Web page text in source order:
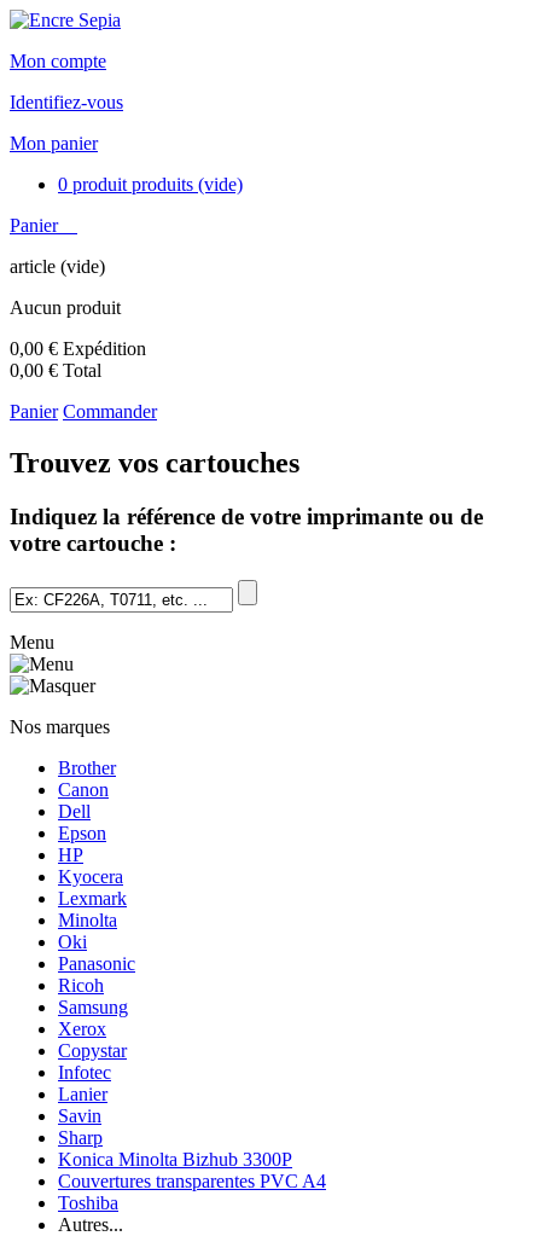
Mon compte
Identifiez-vous
Mon panier
0 produit produits (vide)
Panier
article (vide)
Aucun produit
0,00 € Expédition
0,00 € Total
Panier Commander
Trouvez vos cartouches
Indiquez la référence de votre imprimante ou de
votre cartouche :
Menu
Nos marques
Brother
Canon
Dell
Epson
HP
Kyocera
Lexmark
Minolta
Oki
Panasonic
Ricoh
Samsung
Xerox
Copystar
Infotec
Lanier
Savin
Sharp
Konica Minolta Bizhub 3300P
Couvertures transparentes PVC A4
Toshiba
Autres...